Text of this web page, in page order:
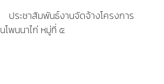
ประชาสัมพันธ์งานจัดจ้างโครงการ
พนนาไก่ หมู่ที่ ๕